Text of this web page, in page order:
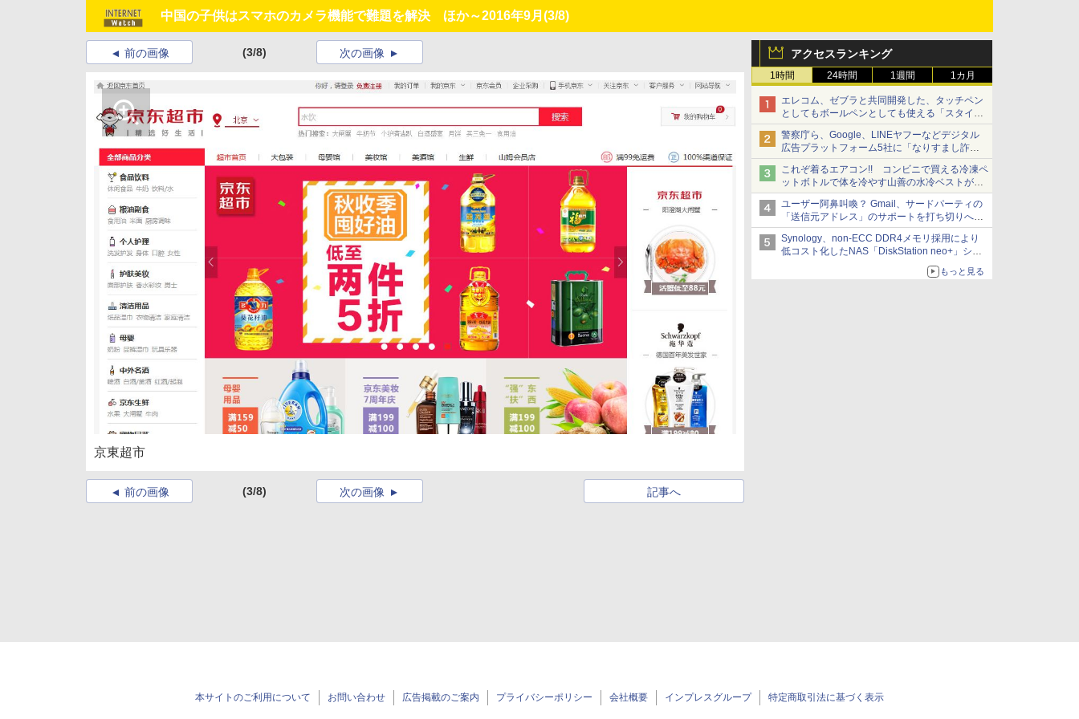
中国の子供はスマホのカメラ機能で難題を解決 ほか～2016年9月 (3/8)
アクセスランキング
1時間 24時間 1週間 1カ月
エレコム、ゼブラと共同開発した、タッチペン
としてもボールペンとしても使える「スタイラ
スツーウェイ」発売 iPadにも紙にも、持ち替
えずに書き込める
警察庁ら、Google、LINEヤフーなどデジタル
広告プラットフォーム5社に「なりすまし詐欺
広告」対策強化を要請 著名人の写真や映像を
使った投資詐欺などへの対策として
これぞ着るエアコン!! コンビニで買える冷凍ペ
ットボトルで体を冷やす山善の水冷ベストがロ
ードバイクにちょうどいい【ぼっち・ざ・ろー
ど！その14】【空いた時間でなにしてる？】
ユーザー阿鼻叫喚？ Gmail、サードパーティの
「送信元アドレス」のサポートを打ち切りへ
【やじうまWatch】
Synology、non-ECC DDR4メモリ採用により
低コスト化したNAS「DiskStation neo+」シリ
ーズ 予算を抑えて導入でき、ECCメモリへの
もっと見る
前の画像 (3/8) 次の画像
京東超市
前の画像 (3/8) 記事へ
次の画像
本サイトのご利用について お問い合わせ 広告掲載のご案内 プライバシーポリシー 会社概要 インプレスグループ 特定商取引法に基づく表示